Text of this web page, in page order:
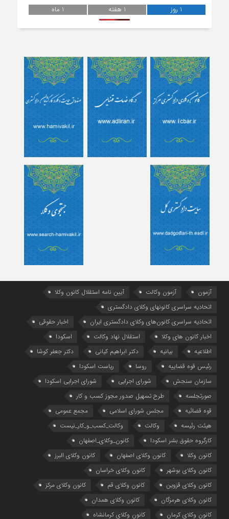
1 روز 1 هفته 1 ماه
آزمون آزمون وکالت
آیین ‌نامه استقلال کانون وکلا
اتحادیه سراسری کانونهای وکلای دادگستری
اتحادیه سراسری کانون‌های وکلای دادگستری ایران
اخبار حقوقی
اخبار کانون های وکلا
استقلال نهاد وکالت
اسکودا
اطلاعیه
بیانیه دکتر ابراهیم کیانی
دکتر جعفر کوشا
رئیس قوه قضاییه
روسا
ریاست اسکودا
سازمان سنجش
شورای اجرایی
شورای اجرایی اسکودا
صورتجلسه
طرح تسهیل صدور مجوز کسب و کار
قوه قضائیه
مجلس شورای اسلامی
مجمع عمومی
هیئت رئیسه
وکالت
وکالت_کسب_و_کار_نیست
کارگروه حقوق بشر اسکودا
کانون_وکلای_اصفهان
کانون وکلا
کانون وکلای اصفهان
کانون وکلای البرز
کانون وکلای بوشهر
کانون وکلای خراسان
کانون وکلای قزوین
کانون وکلای قم
کانون وکلای مرکز
کانون وکلای هرمزگان
کانون وکلای همدان
کانون وکلای کرمان
کانون وکلای کرمانشاه